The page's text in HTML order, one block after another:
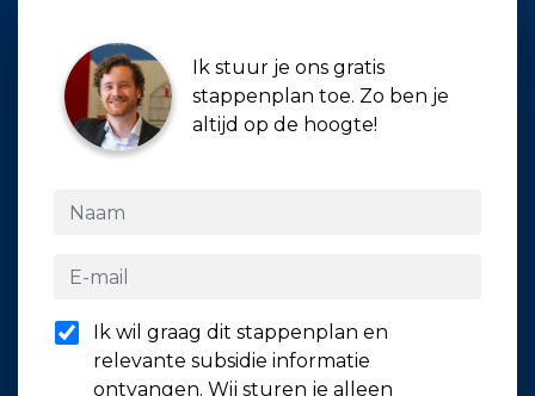
Ik stuur je ons gratis
stappenplan toe. Zo ben je
altijd op de hoogte!
Ik wil graag dit stappenplan en
relevante subsidie informatie
ontvangen. Wij sturen je alleen